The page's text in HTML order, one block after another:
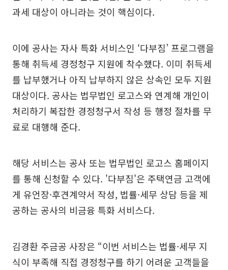
과세 대상이 아니라는 것이 핵심이다.
이에 공사는 자사 특화 서비스인 ‘다부짐’ 프로그램을
통해 취득세 경정청구 지원에 착수했다. 이미 취득세
를 납부했거나 아직 납부하지 않은 상속인 모두 지원
대상이다. 공사는 법무법인 로고스와 연계해 개인이
처리하기 복잡한 경정청구서 작성 등 행정 절차를 무
료로 대행해 준다.
해당 서비스는 공사 또는 법무법인 로고스 홈페이지
를 통해 신청할 수 있다. '다부짐'은 주택연금 고객에
게 유언장·후견계약서 작성, 법률·세무 상담 등을 제
공하는 공사의 비금융 특화 서비스다.
김경환 주금공 사장은 “이번 서비스는 법률·세무 지
식이 부족해 직접 경정청구를 하기 어려운 고객들을